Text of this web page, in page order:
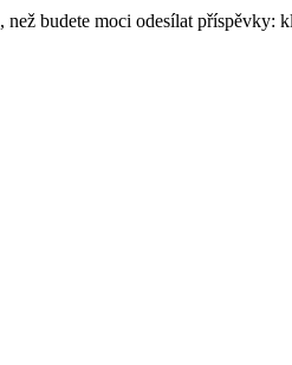
, než budete moci odesílat příspěvky: